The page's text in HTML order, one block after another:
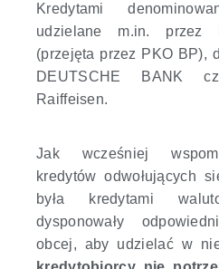
Kredytami
udzielane m.in. przez
(przejęta przez PKO BP),
DEUTSCHE BANK
Raiffeisen.
Jak wcześniej
kredytów odwołujących
była kredytami
dysponowały
obcej, aby udzielać w